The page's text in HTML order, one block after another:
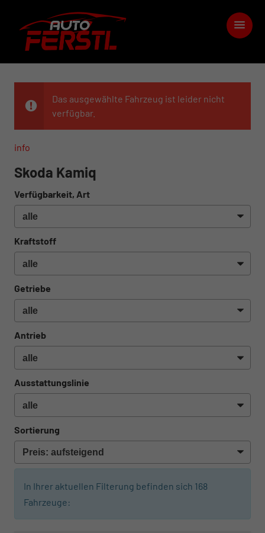
Das ausgewählte Fahrzeug ist leider nicht
verfügbar.
info
Skoda Kamiq
Verfügbarkeit, Art
Kraftstoff
Getriebe
Antrieb
Ausstattungslinie
Sortierung
In Ihrer aktuellen Filterung befinden sich 168
Fahrzeuge: